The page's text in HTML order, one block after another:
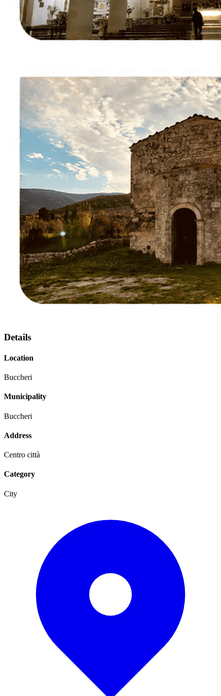
Details
Location
Buccheri
Municipality
Buccheri
Address
Centro città
Category
City